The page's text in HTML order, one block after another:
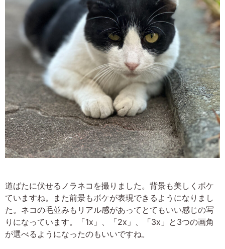
道ばたに伏せるノラネコを撮りました。背景も美しくボケ
ていますね。また前景もボケが表現できるようになりまし
た。ネコの毛並みもリアル感があってとてもいい感じの写
りになっています。「1x」、「2x」、「3x」と3つの画角
が選べるようになったのもいいですね。